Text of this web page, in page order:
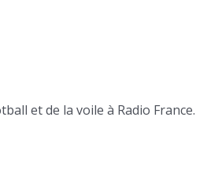
et de la voile à Radio France.